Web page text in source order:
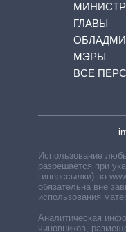
ГЛАВЫ
МЭРЫ
ВСЕ
Использование
разрешается при
гиперссылки) на
обязательна вне
использования
Аналитическая
чиновников,